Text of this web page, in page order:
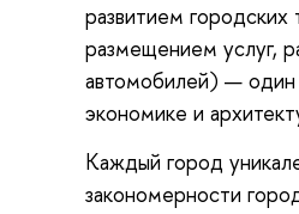
развитием
размещением услуг,
автомобилей) — один
экономике и
Каждый город
закономерности